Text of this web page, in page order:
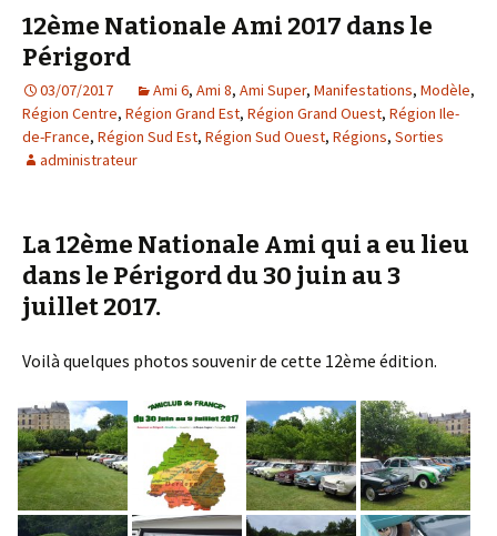
12ème Nationale Ami 2017 dans le
Périgord
03/07/2017 Ami 6, Ami 8, Ami Super, Manifestations, Modèle,
Région Centre, Région Grand Est, Région Grand Ouest, Région Ile-
de-France, Région Sud Est, Région Sud Ouest, Régions, Sorties
administrateur
La 12ème Nationale Ami qui a eu lieu
dans le Périgord du 30 juin au 3
juillet 2017.
Voilà quelques photos souvenir de cette 12ème édition.